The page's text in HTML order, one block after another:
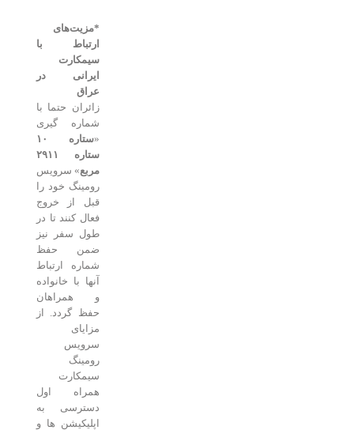
*مزیت‌های
ارتباط با
سیمکارت
ایرانی در
زائران حتما با
شماره گیری
ستاره ۱۰
ستاره ۲۹۱۱
» سرویس
رومینگ خود را
قبل از خروج
فعال کنند تا در
طول سفر نیز
ضمن حفظ
شماره ارتباط
آنها با خانواده
و همراهان
حفظ گردد. از
مزایای
سرویس
رومینگ
سیمکارت
همراه اول
دسترسی به
اپلیکیشن ها و